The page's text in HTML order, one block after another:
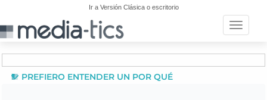
Ir a Versión Clásica o escritorio
Toggle
PREFIERO ENTENDER UN POR QUÉ